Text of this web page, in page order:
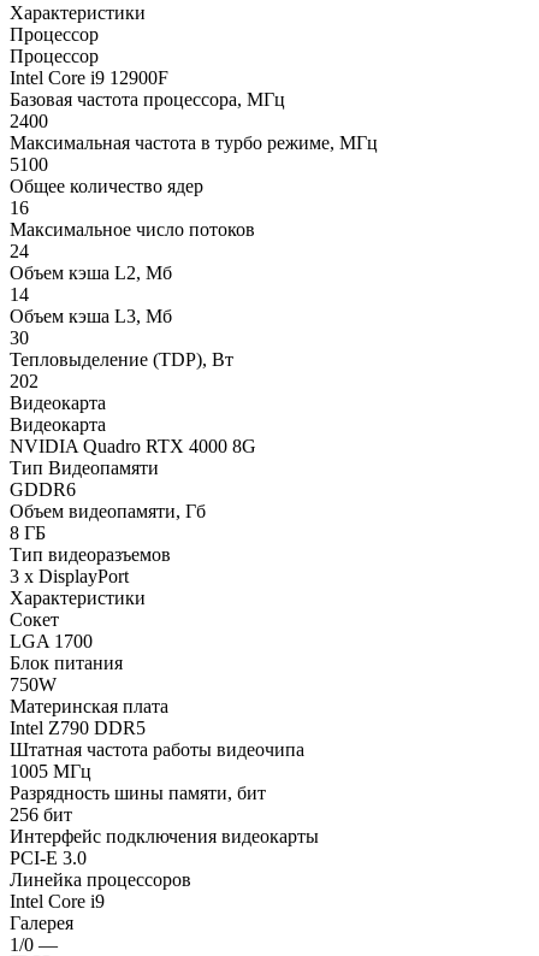
Характеристики
Процессор
Процессор
Intel Core i9 12900F
Базовая частота процессора, МГц
2400
Максимальная частота в турбо режиме, МГц
5100
Общее количество ядер
16
Максимальное число потоков
24
Объем кэша L2, Мб
14
Объем кэша L3, Мб
30
Тепловыделение (TDP), Вт
202
Видеокарта
Видеокарта
NVIDIA Quadro RTX 4000 8G
Тип Видеопамяти
GDDR6
Объем видеопамяти, Гб
8 ГБ
Тип видеоразъемов
3 x DisplayPort
Характеристики
Сокет
LGA 1700
Блок питания
750W
Материнская плата
Intel Z790 DDR5
Штатная частота работы видеочипа
1005 МГц
Разрядность шины памяти, бит
256 бит
Интерфейс подключения видеокарты
PCI-E 3.0
Линейка процессоров
Intel Core i9
Галерея
1/0 —